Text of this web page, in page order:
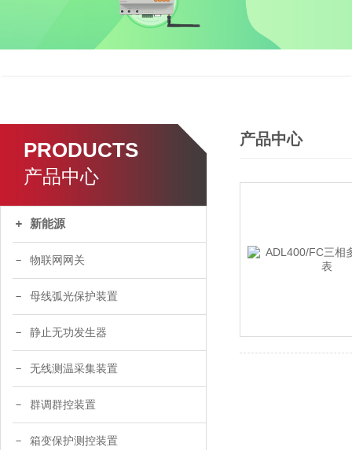
PRODUCTS
产品中心
新能源
物联网网关
母线弧光保护装置
静止无功发生器
无线测温采集装置
群调群控装置
箱变保护测控装置
产品中心